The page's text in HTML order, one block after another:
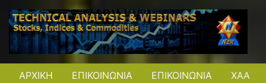
ΑΡΧΙΚΗ
ΕΠΙΚΟΙΝΩΝΙΑ
ΕΠΙΚΟΙΝΩΝΙΑ
XAA